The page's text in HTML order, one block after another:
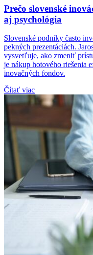
Prečo slovenské
aj psychológia
Slovenské podniky často
pekných prezentáciách.
vysvetľuje, ako zmeniť
je nákup hotového riešenia
inovačných fondov.
Čítať viac